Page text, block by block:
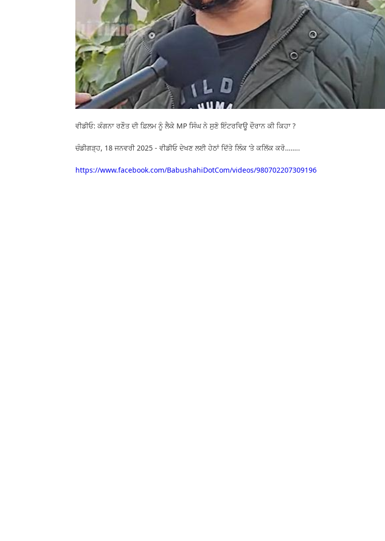
ਵੀਡੀਓ: ਕੰਗਨਾ ਰਣੌਤ ਦੀ ਫ਼ਿਲਮ ਨੂੰ ਲੈਕੇ MP ਸਿੰਘ ਨੇ ਸੁਣੋ ਇੰਟਰਵਿਊ ਦੌਰਾਨ ਕੀ ਕਿਹਾ ?
ਚੰਡੀਗੜ੍ਹ, 18 ਜਨਵਰੀ 2025 - ਵੀਡੀਓ ਦੇਖਣ ਲਈ ਹੇਠਾਂ ਦਿੱਤੇ ਲਿੰਕ ‘ਤੇ ਕਲਿੱਕ ਕਰੋ……..
https://www.facebook.com/BabushahiDotCom/videos/980702207309196